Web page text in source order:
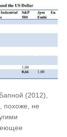
(2012),
похоже, не